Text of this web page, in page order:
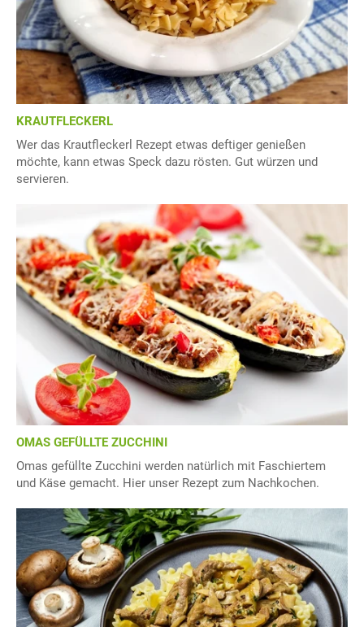
KRAUTFLECKERL
Wer das Krautfleckerl Rezept etwas deftiger genießen
möchte, kann etwas Speck dazu rösten. Gut würzen und
servieren.
OMAS GEFÜLLTE ZUCCHINI
Omas gefüllte Zucchini werden natürlich mit Faschiertem
und Käse gemacht. Hier unser Rezept zum Nachkochen.